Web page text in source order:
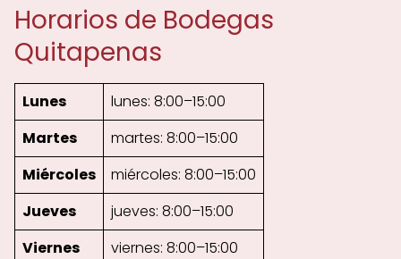
Horarios de Bodegas
Quitapenas
Lunes
lunes: 8:00–15:00
Martes
martes: 8:00–15:00
Miércoles
miércoles: 8:00–15:00
Jueves
jueves: 8:00–15:00
Viernes
viernes: 8:00–15:00